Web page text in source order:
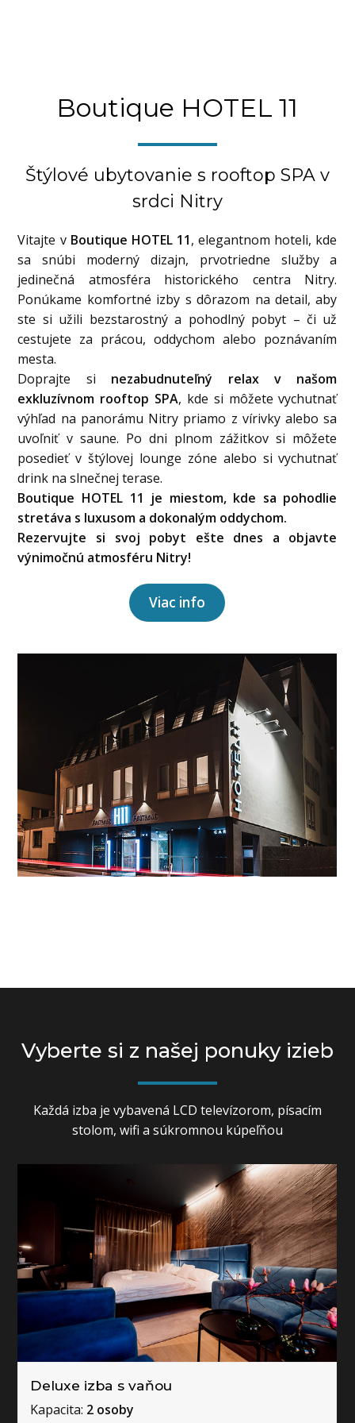
Boutique HOTEL 11
Štýlové ubytovanie s rooftop SPA v
srdci Nitry
Vitajte v Boutique HOTEL 11, elegantnom hoteli, kde
sa snúbi moderný dizajn, prvotriedne služby a
jedinečná atmosféra historického centra Nitry.
Ponúkame komfortné izby s dôrazom na detail, aby
ste si užili bezstarostný a pohodlný pobyt – či už
cestujete za prácou, oddychom alebo poznávaním
mesta.
Doprajte si nezabudnuteľný relax v našom
exkluzívnom rooftop SPA, kde si môžete vychutnať
výhľad na panorámu Nitry priamo z vírivky alebo sa
uvoľniť v saune. Po dni plnom zážitkov si môžete
posedieť v štýlovej lounge zóne alebo si vychutnať
drink na slnečnej terase.
Boutique HOTEL 11 je miestom, kde sa pohodlie
stretáva s luxusom a dokonalým oddychom.
Rezervujte si svoj pobyt ešte dnes a objavte
výnimočnú atmosféru Nitry!
Viac info
Vyberte si z našej ponuky izieb
Každá izba je vybavená LCD televízorom, písacím
stolom, wifi a súkromnou kúpeľňou
Deluxe izba s vaňou
Kapacita: 2 osoby